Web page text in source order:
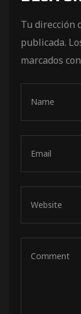
Tu dirección
publicada.
marcados con